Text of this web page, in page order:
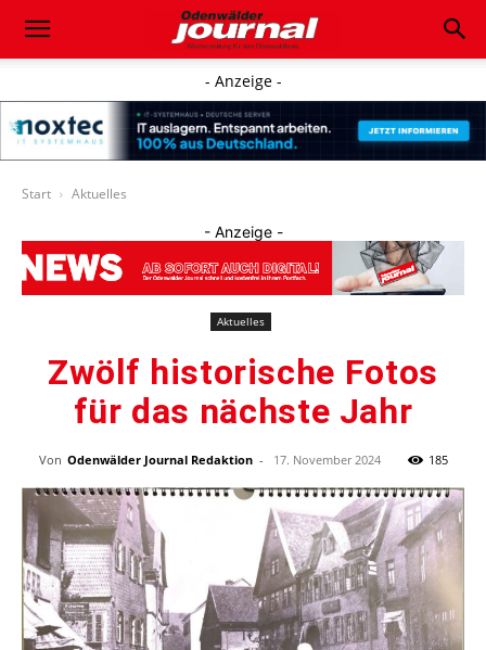
- Anzeige -
Start Aktuelles
- Anzeige -
Aktuelles
Zwölf historische Fotos
für das nächste Jahr
Von Odenwälder Journal Redaktion - 17. November 2024 185